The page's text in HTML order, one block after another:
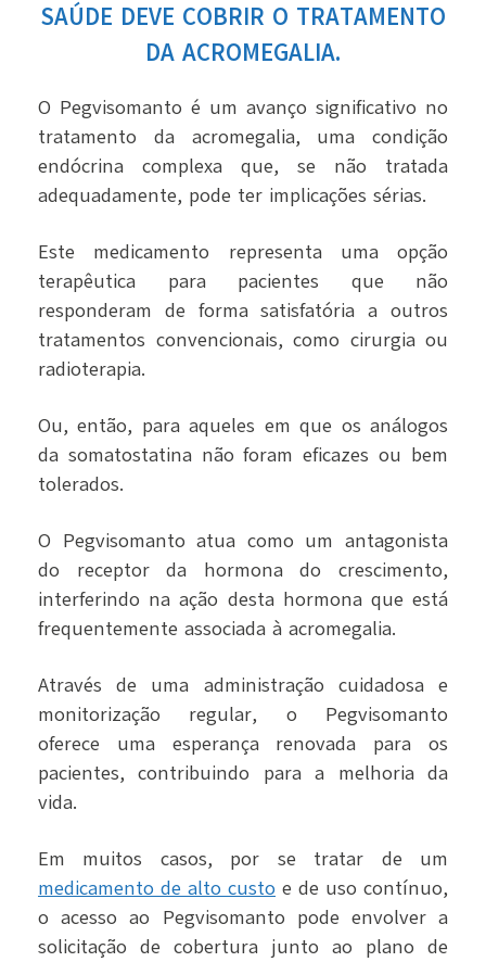
SAÚDE DEVE COBRIR O TRATAMENTO
DA ACROMEGALIA.
O Pegvisomanto é um avanço significativo no
tratamento da acromegalia, uma condição
endócrina complexa que, se não tratada
adequadamente, pode ter implicações sérias.
Este medicamento representa uma opção
terapêutica para pacientes que não
responderam de forma satisfatória a outros
tratamentos convencionais, como cirurgia ou
radioterapia.
Ou, então, para aqueles em que os análogos
da somatostatina não foram eficazes ou bem
tolerados.
O Pegvisomanto atua como um antagonista
do receptor da hormona do crescimento,
interferindo na ação desta hormona que está
frequentemente associada à acromegalia.
Através de uma administração cuidadosa e
monitorização regular, o Pegvisomanto
oferece uma esperança renovada para os
pacientes, contribuindo para a melhoria da
vida.
Em muitos casos, por se tratar de um
medicamento de alto custo e de uso contínuo,
o acesso ao Pegvisomanto pode envolver a
solicitação de cobertura junto ao plano de